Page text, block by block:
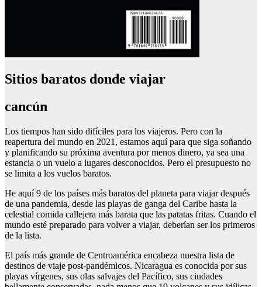
Sitios baratos donde viajar
cancún
Los tiempos han sido difíciles para los viajeros. Pero con la
reapertura del mundo en 2021, estamos aquí para que siga soñando
y planificando su próxima aventura por menos dinero, ya sea una
estancia o un vuelo a lugares desconocidos. Pero el presupuesto no
se limita a los vuelos baratos.
He aquí 9 de los países más baratos del planeta para viajar después
de una pandemia, desde las playas de ganga del Caribe hasta la
celestial comida callejera más barata que las patatas fritas. Cuando el
mundo esté preparado para volver a viajar, deberían ser los primeros
de la lista.
El país más grande de Centroamérica encabeza nuestra lista de
destinos de viaje post-pandémicos. Nicaragua es conocida por sus
playas vírgenes, sus olas salvajes del Pacífico, sus ciudades